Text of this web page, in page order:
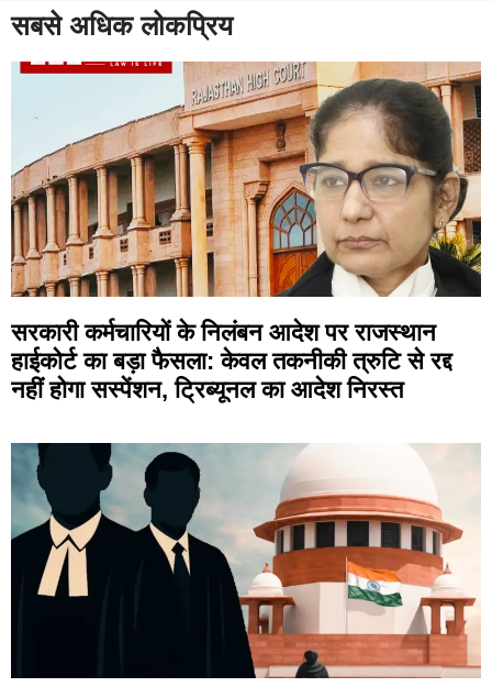
सबसे अधिक लोकप्रिय
सरकारी कर्मचारियों के निलंबन आदेश पर राजस्थान
हाईकोर्ट का बड़ा फैसला: केवल तकनीकी त्रुटि से रद्द
नहीं होगा सस्पेंशन, ट्रिब्यूनल का आदेश निरस्त